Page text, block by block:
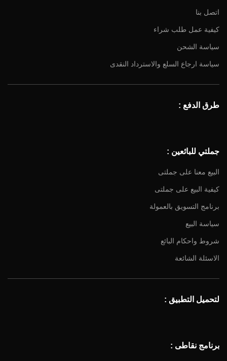
اتصل بنا
كيفية عمل طلب شراء
سياسة الشحن
سياسة ارجاع السلع والاسترداد النقدى
طرق الدفع :
جملتي للبائعين :
البيع معنا على جملتى
كيفية البيع على جملتى
برنامج التسويق بالعمولة
سياسة البيع
شروط واحكام البائع
الاسئلة الشائعة
لتحميل التطبيق :
برنامج نقاطى :